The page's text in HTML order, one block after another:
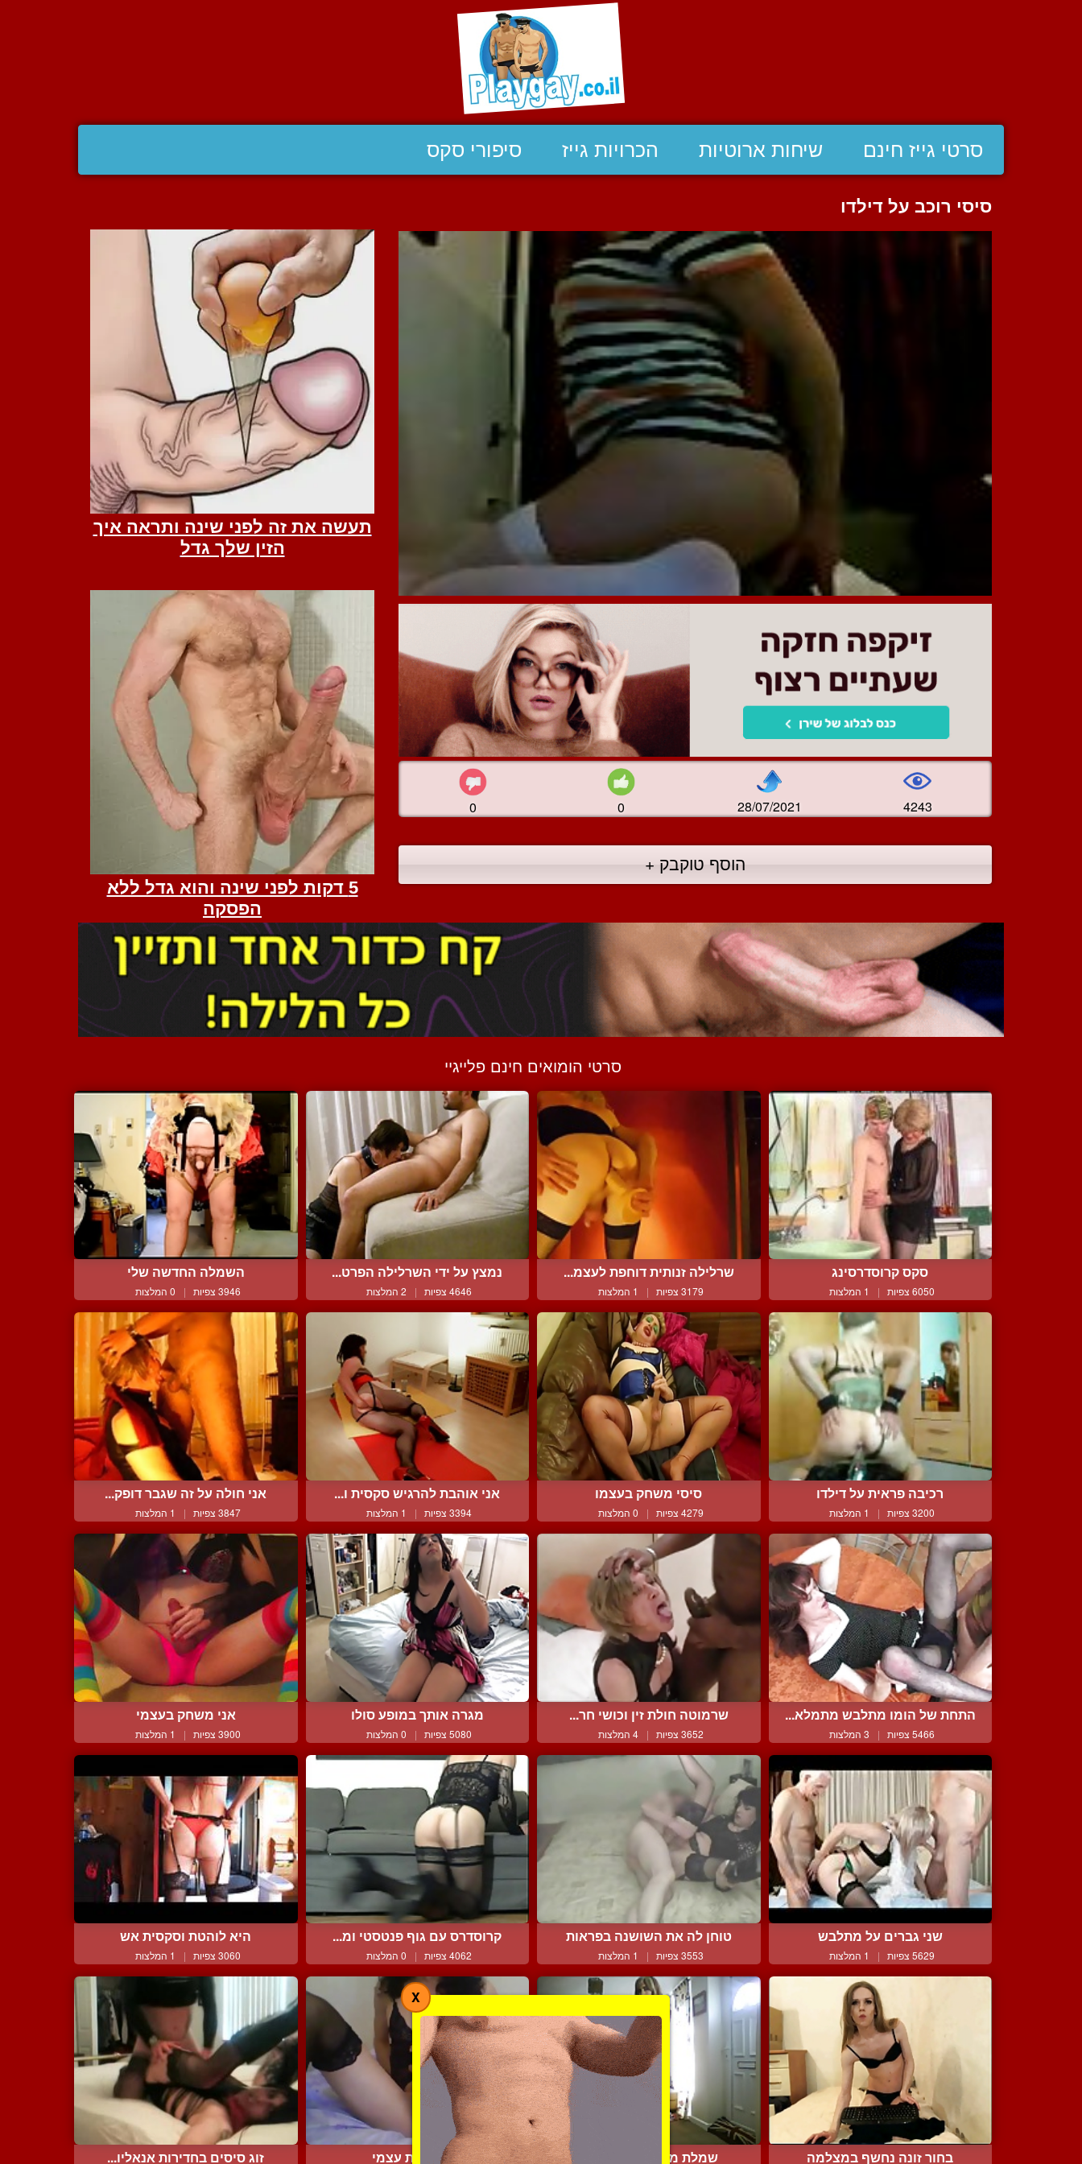
סרטי גייז חינם שיחות ארוטיות הכרויות גייז סיפורי סקס
סיסי רוכב על דילדו
0 0 28/07/2021 4243
הוסף טוקבק +
סרטי הומואים חינם פלייגיי
סקס קרוסדרסינג
6050 צפיות | 1 המלצות
שרלילה זנותית דוחפת לעצמ...
3179 צפיות | 1 המלצות
נמצץ על ידי השרלילה הפרט...
4646 צפיות | 2 המלצות
השמלה החדשה שלי
3946 צפיות | 0 המלצות
רכיבה פראית על דילדו
3200 צפיות | 1 המלצות
סיסי משחק בעצמו
4279 צפיות | 0 המלצות
אני אוהבת להרגיש סקסית ו...
3394 צפיות | 1 המלצות
אני חולה על זה שגבר דופק...
3847 צפיות | 1 המלצות
התחת של הומו מתלבש מתמלא...
5466 צפיות | 3 המלצות
שרמוטה חולת זין וכושי חר...
3652 צפיות | 4 המלצות
מגרה אותך במופע סולו
5080 צפיות | 0 המלצות
אני משחק בעצמי
3900 צפיות | 1 המלצות
שני גברים על מתלבש
5629 צפיות | 1 המלצות
טוחן לה את השושנה בפראות
3553 צפיות | 1 המלצות
קרוסדרס עם גוף פנטסטי ומ...
4062 צפיות | 0 המלצות
היא לוהטת וסקסית אש
3060 צפיות | 1 המלצות
בחור זונה נחשף במצלמה שמלת מיני ורודה סקסית חוקרת את עצמי זוג סיסים בחדירות אנאליו...
X